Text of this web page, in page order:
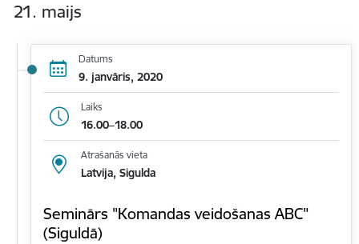
21. maijs
Datums
9. janvāris, 2020
Laiks
16.00–18.00
Atrašanās vieta
Latvija, Sigulda
Seminārs "Komandas veidošanas ABC"
(Siguldā)